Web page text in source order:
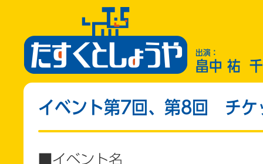
出演：
畠中 祐
イベント第7回、第8回 チケ
■イベント名